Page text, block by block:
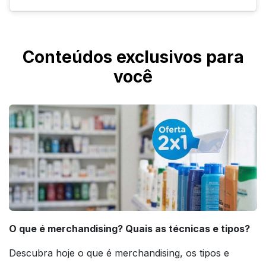
produtos, prateleiras e onde for mais
cristal, que protege contra os raios UV,
chuva e intempéries, os adesivos resinados
personalizados não costumam desbotar com
divulgação.
Conteúdos exclusivos para
você
O que é merchandising? Quais as técnicas e tipos?
Descubra hoje o que é merchandising, os tipos e